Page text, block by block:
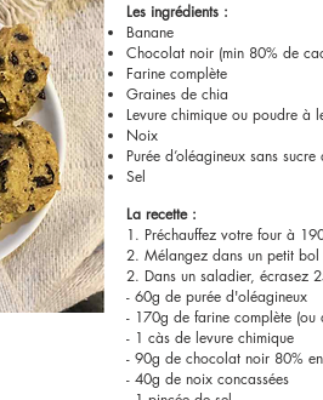
Les ingrédients :
Banane
Chocolat noir (min 80% de
Farine complète
Graines de chia
Levure chimique ou poudre à
Noix
Purée d’oléagineux sans
Sel
La recette :
1. Préchauffez votre four à
2. Mélangez dans un petit
2. Dans un saladier, écrasez
- 60g de purée d'oléagineux
- 170g de farine complète (ou
- 1 càs de levure chimique
- 90g de chocolat noir 80%
- 40g de noix concassées